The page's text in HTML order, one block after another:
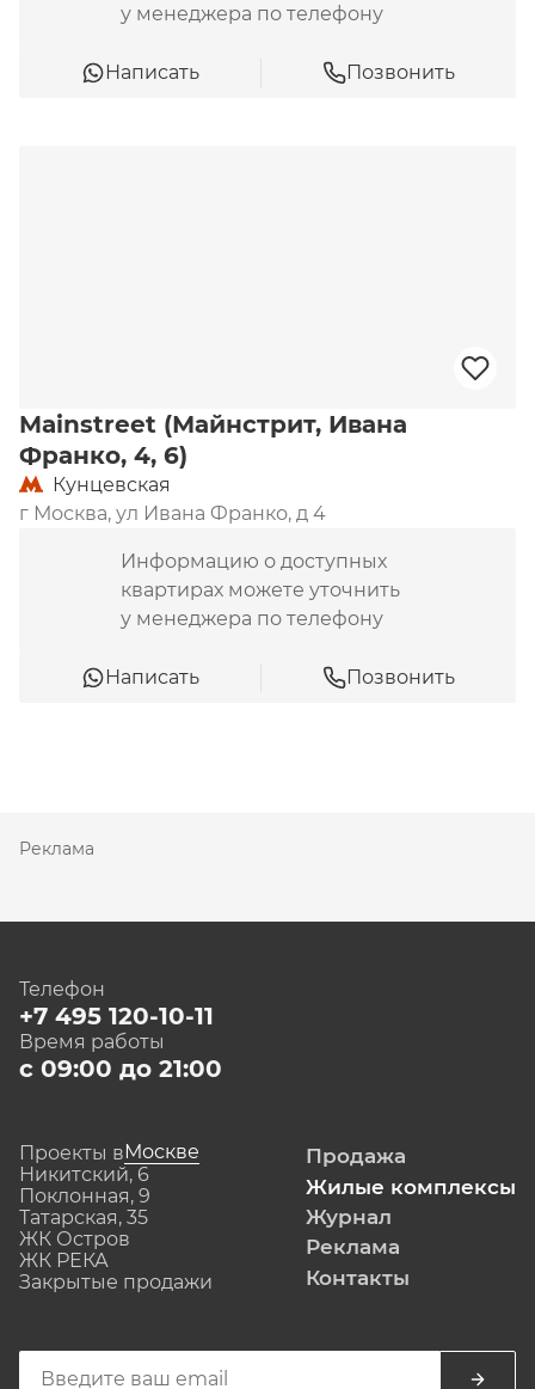
у менеджера по телефону
Написать Позвонить
Mainstreet (Майнстрит, Ивана
Франко, 4, 6)
Кунцевская
г Москва, ул Ивана Франко, д 4
Информацию о доступных
квартирах можете уточнить
у менеджера по телефону
Написать Позвонить
Реклама
Телефон
+7 495 120-10-11
Время работы
с 09:00 до 21:00
Проекты вМоскве
Никитский, 6
Поклонная, 9
Татарская, 35
ЖК Остров
ЖК РЕКА
Закрытые продажи
Продажа
Жилые комплексы
Журнал
Реклама
Контакты